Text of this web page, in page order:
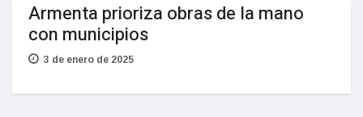
Armenta prioriza obras de la mano
con municipios
3 de enero de 2025